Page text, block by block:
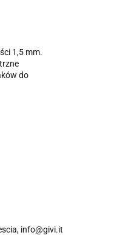
1,5 mm.
do
info@givi.it